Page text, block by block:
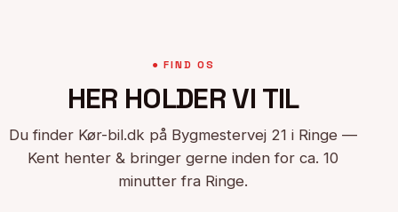
● FIND OS
HER HOLDER VI TIL
Du finder Kør-bil.dk på Bygmestervej 21 i Ringe —
Kent henter & bringer gerne inden for ca. 10
minutter fra Ringe.